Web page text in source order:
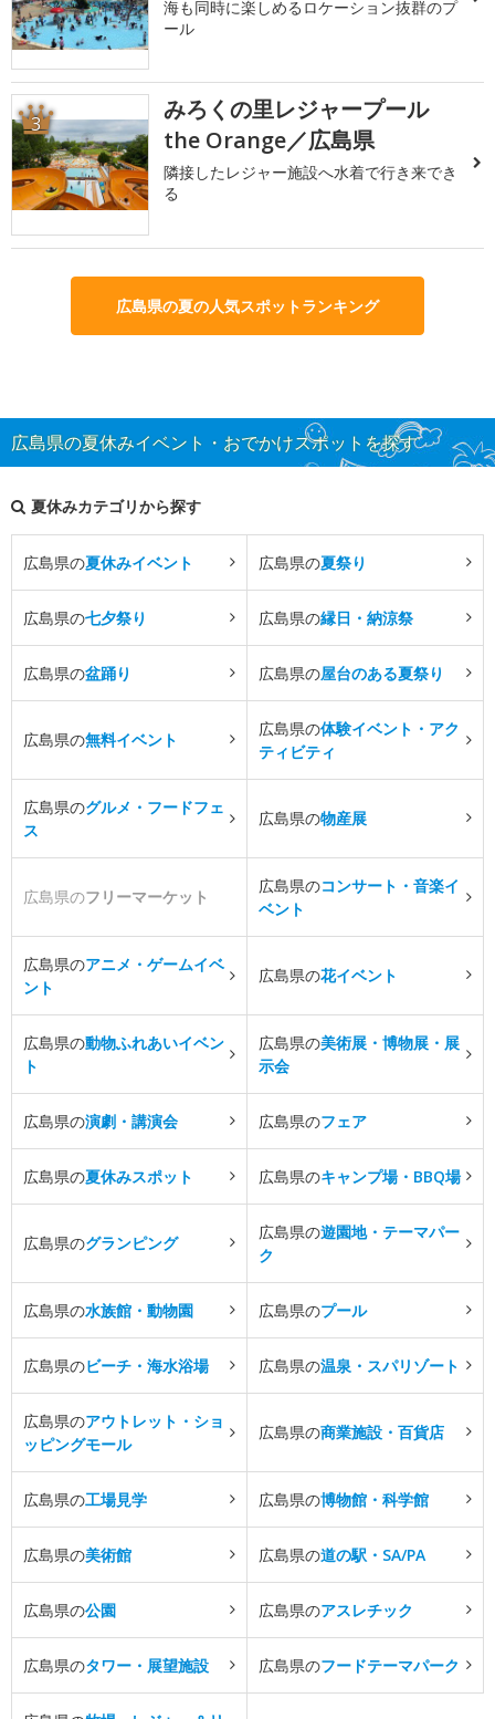
海も同時に楽しめるロケーション抜群のプ
ール
3
みろくの里レジャープール
the Orange／広島県
隣接したレジャー施設へ水着で行き来でき
る
広島県の夏の人気スポットランキング
広島県の夏休みイベント・おでかけスポットを探す
夏休みカテゴリから探す
広島県の夏休みイベント 広島県の夏祭り
広島県の七夕祭り 広島県の縁日・納涼祭
広島県の盆踊り 広島県の屋台のある夏祭り
広島県の無料イベント
広島県の体験イベント・アク
ティビティ
広島県のグルメ・フードフェ
ス
広島県の物産展
広島県のフリーマーケット
広島県のコンサート・音楽イ
ベント
広島県のアニメ・ゲームイベ
ント
広島県の花イベント
広島県の動物ふれあいイベン
ト
広島県の美術展・博物展・展
示会
広島県の演劇・講演会 広島県のフェア
広島県の夏休みスポット 広島県のキャンプ場・BBQ場
広島県のグランピング
広島県の遊園地・テーマパー
ク
広島県の水族館・動物園 広島県のプール
広島県のビーチ・海水浴場 広島県の温泉・スパリゾート
広島県のアウトレット・ショ
ッピングモール
広島県の商業施設・百貨店
広島県の工場見学 広島県の博物館・科学館
広島県の美術館 広島県の道の駅・SA/PA
広島県の公園 広島県のアスレチック
広島県のタワー・展望施設 広島県のフードテーマパーク